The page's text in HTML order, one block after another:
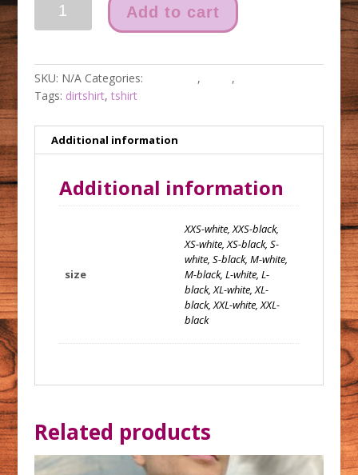
over
quantity
Add to cart
SKU: N/A Categories: , ,
Tags: dirtshirt, tshirt
Additional information
Additional information
size
XXS-white, XXS-black,
XS-white, XS-black, S-
white, S-black, M-white,
M-black, L-white, L-
black, XL-white, XL-
black, XXL-white, XXL-
black
Related products